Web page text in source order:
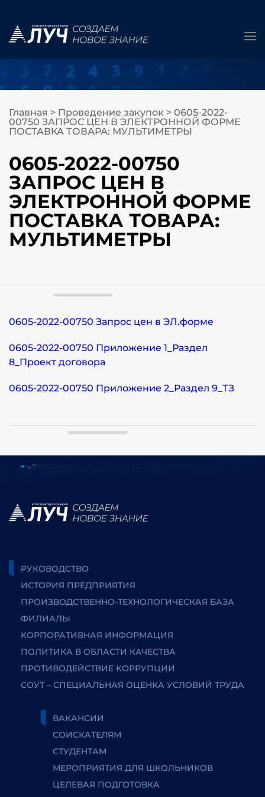
Главная > Проведение закупок > 0605-2022-
00750 ЗАПРОС ЦЕН В ЭЛЕКТРОННОЙ ФОРМЕ
ПОСТАВКА ТОВАРА: МУЛЬТИМЕТРЫ
0605-2022-00750
ЗАПРОС ЦЕН В
ЭЛЕКТРОННОЙ ФОРМЕ
ПОСТАВКА ТОВАРА:
МУЛЬТИМЕТРЫ
0605-2022-00750 Запрос цен в ЭЛ.форме
0605-2022-00750 Приложение 1_Раздел
8_Проект договора
0605-2022-00750 Приложение 2_Раздел 9_ТЗ
РУКОВОДСТВО
ИСТОРИЯ ПРЕДПРИЯТИЯ
ПРОИЗВОДСТВЕННО-ТЕХНОЛОГИЧЕСКАЯ БАЗА
ФИЛИАЛЫ
КОРПОРАТИВНАЯ ИНФОРМАЦИЯ
ПОЛИТИКА В ОБЛАСТИ КАЧЕСТВА
ПРОТИВОДЕЙСТВИЕ КОРРУПЦИИ
СОУТ – СПЕЦИАЛЬНАЯ ОЦЕНКА УСЛОВИЙ ТРУДА
ВАКАНСИИ
СОИСКАТЕЛЯМ
СТУДЕНТАМ
МЕРОПРИЯТИЯ ДЛЯ ШКОЛЬНИКОВ
ЦЕЛЕВАЯ ПОДГОТОВКА